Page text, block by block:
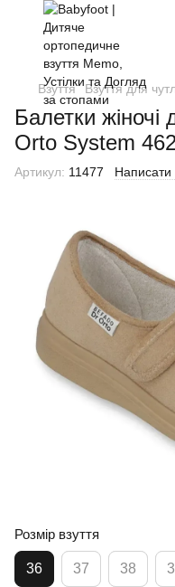
Взуття Взуття для
Балетки
Orto System
Артикул: 11477 Написати
Розмір взуття
36 37 38